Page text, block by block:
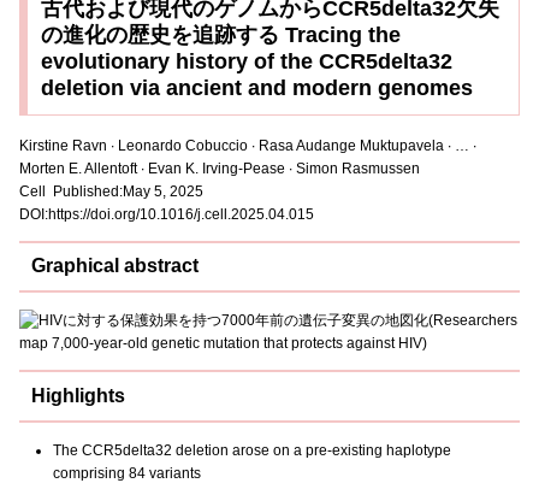
古代および現代のゲノムからCCR5delta32欠失
の進化の歴史を追跡する Tracing the
evolutionary history of the CCR5delta32
deletion via ancient and modern genomes
Kirstine Ravn ∙ Leonardo Cobuccio ∙ Rasa Audange Muktupavela ∙ … ∙
Morten E. Allentoft ∙ Evan K. Irving-Pease ∙ Simon Rasmussen
Cell Published:May 5, 2025
DOI:https://doi.org/10.1016/j.cell.2025.04.015
Graphical abstract
Highlights
The CCR5delta32 deletion arose on a pre-existing haplotype
comprising 84 variants